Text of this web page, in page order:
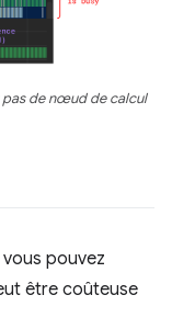
pas de nœud de calcul
pouvez
être coûteuse